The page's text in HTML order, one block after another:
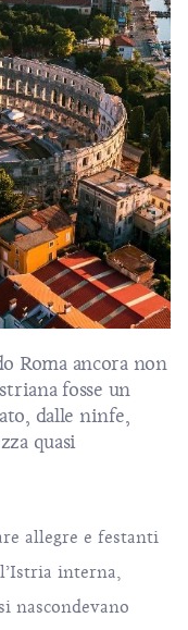
Roma ancora non
fosse un
dalle ninfe,
quasi
allegre e festanti
interna,
nascondevano